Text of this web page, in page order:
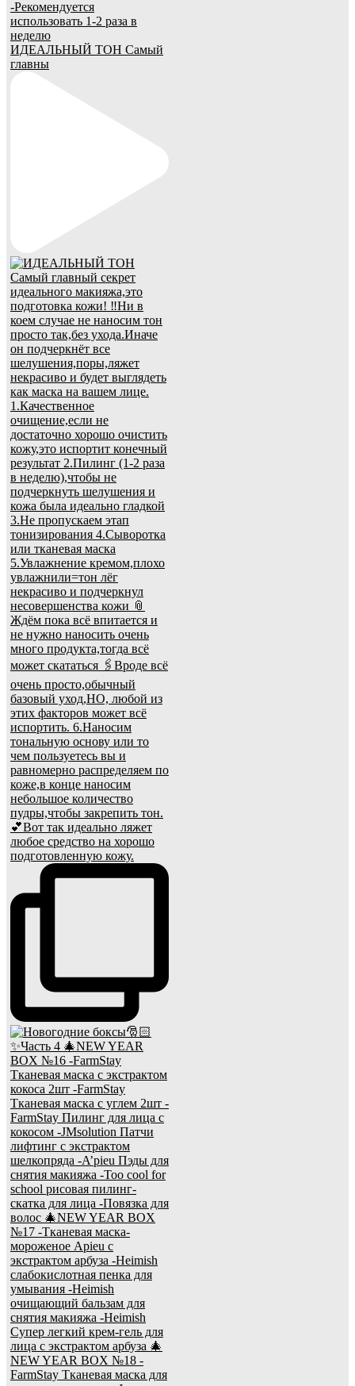
ИДЕАЛЬНЫЙ ТОН Самый
главны